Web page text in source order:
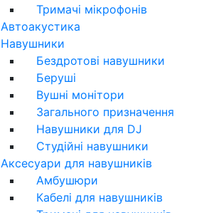
Тримачі мікрофонів
Автоакустика
Навушники
Бездротові навушники
Беруші
Вушні монітори
Загального призначення
Навушники для DJ
Студійні навушники
Аксесуари для навушників
Амбушюри
Кабелі для навушників